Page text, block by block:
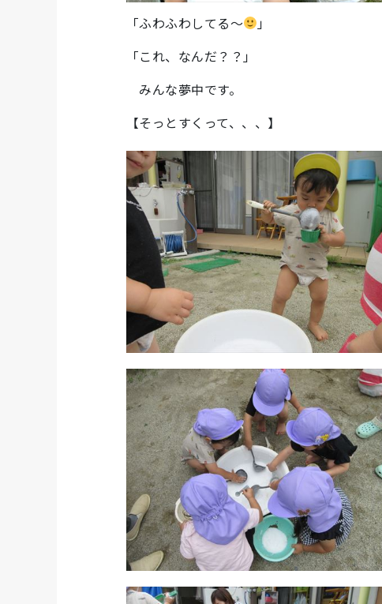
「ふわふわしてる～
」
「これ、なんだ？？」
みんな夢中です。
【そっとすくって、、、】